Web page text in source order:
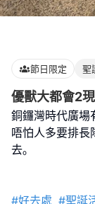
節日限定 聖
優獸大都會2
銅鑼灣時代廣場
唔怕人多要排長
去｡
#好去處 #聖誕